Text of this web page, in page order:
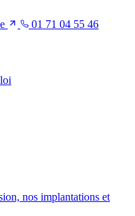
01 71 04 55 46
nos implantations et